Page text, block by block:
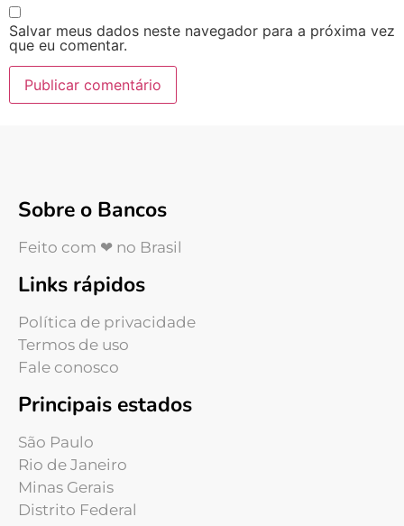
Salvar meus dados neste navegador para a próxima vez
que eu comentar.
Sobre o Bancos
Feito com ❤ no Brasil
Links rápidos
Política de privacidade
Termos de uso
Fale conosco
Principais estados
São Paulo
Rio de Janeiro
Minas Gerais
Distrito Federal